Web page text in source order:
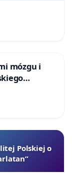
zwolnionych
OFF-a)
mózgu i
Polskiej o